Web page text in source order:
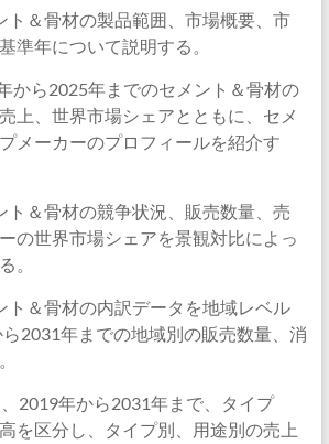
ト＆骨材の製品範囲、市場概要、市
準年について説明する。
から2025年までのセメント＆骨材の
上、世界市場シェアとともに、セメ
メーカーのプロフィールを紹介す
ト＆骨材の競争状況、販売数量、売
の世界市場シェアを景観対比によっ
。
ト＆骨材の内訳データを地域レベル
2031年までの地域別の販売数量、消
2019年から2031年まで、タイプ
を区分し、タイプ別、用途別の売上